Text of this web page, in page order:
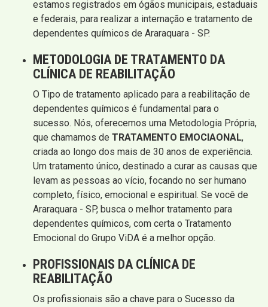
estamos registrados em ógãos municipais, estaduais
e federais, para realizar a internação e tratamento de
dependentes químicos de Araraquara - SP.
METODOLOGIA DE TRATAMENTO DA
CLÍNICA DE REABILITAÇÃO
O Tipo de tratamento aplicado para a reabilitação de
dependentes químicos é fundamental para o
sucesso. Nós, oferecemos uma Metodologia Própria,
que chamamos de TRATAMENTO EMOCIAONAL,
criada ao longo dos mais de 30 anos de experiência.
Um tratamento único, destinado a curar as causas que
levam as pessoas ao vício, focando no ser humano
completo, físico, emocional e espiritual. Se você de
Araraquara - SP, busca o melhor tratamento para
dependentes químicos, com certa o Tratamento
Emocional do Grupo ViDA é a melhor opção.
PROFISSIONAIS DA CLÍNICA DE
REABILITAÇÃO
Os profissionais são a chave para o Sucesso da